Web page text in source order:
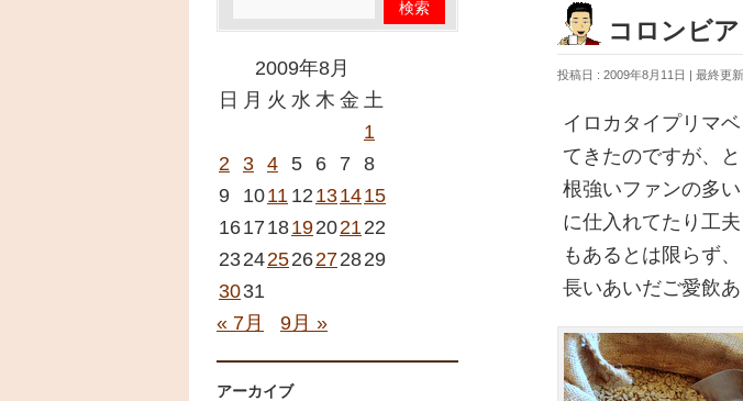
コロンビ
投稿日 : 2009年8月11日 最終更
イロカタイプリマ
てきたのですが、
根強いファンの多
に仕入れてたり工
もあるとは限らず
長いあいだご愛飲
2009年8月
日 月 火 水 木 金 土
1
2 3 4 5 6 7
8
9
1011 12 131415
1617 1819202122
23242526272829
3031
« 7月
9月 »
アーカイブ